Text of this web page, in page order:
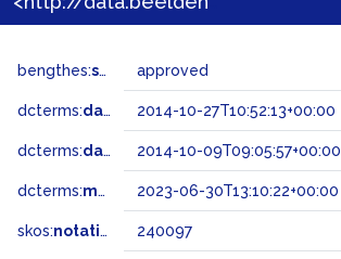
bengthes:status approved
dcterms:dateAccepted 2014-10-27T10:52:13+00:00
dcterms:dateSubmitted 2014-10-09T09:05:57+00:00
dcterms:modified 2023-06-30T13:10:22+00:00
skos:notation 240097